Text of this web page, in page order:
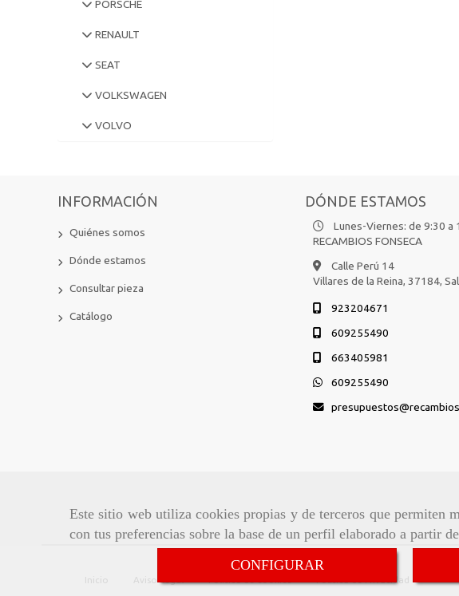
Este sitio web utiliza cookies propias y de terceros que permiten
con tus preferencias sobre la base de un perfil elaborado a partir
CONFIGURAR
PORSCHE
RENAULT
SEAT
VOLKSWAGEN
VOLVO
INFORMACIÓN
Quiénes somos
Dónde estamos
Consultar pieza
Catálogo
DÓNDE ESTAMOS
Lunes-Viernes: de 9:30 a
RECAMBIOS FONSECA
Calle Perú 14
Villares de la Reina, 37184,
923204671
609255490
663405981
609255490
presupuestos
Inicio Aviso Legal Política de cookies Política de Privacidad